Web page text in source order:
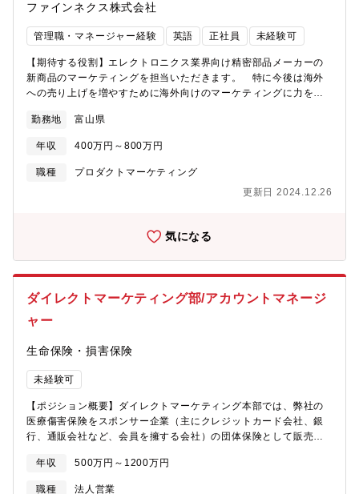
ファインネクス株式会社
管理職・マネージャー経験 英語 正社員 未経験可
【期待する役割】エレクトロニクス業界向け精密部品メーカーの
新商品のマーケティングを担当いただきます。 特に今後は海外
への売り上げを増やすために海外向けのマーケティングに力を入
調査・分析・競合分析や市場動向の把握・顧客ニーズやトレンド
を調査し、新製品開発や既存製品の改善に役立てる2. 製品戦略の
策定・新製品の企画立案や市場投入戦略の策定・製品のポジショ
ニング、価格設定、販売チャネルの選定3. 販売促進活動・展示会
どの作成やPR活動・デジタルマーケティング（SNSやオンライン
ョン・顧客からのフィードバック収集・技術的な質問への対応や
製品のアピールポイントを説明するための資料作成5. 営業部門と
の連携・営業チームと協力して顧客に製品を提案するための戦略
立案・営業活動を支援するためのツールや資料の提供6. 製品ライ
フサイクル管理・製品の発売後も市場の反応を継続的に分析し、
必要に応じて改善や改良を行う・販売終了や次世代製品の投入時
期の調整※電子部品は非常に技術的な製品が多いので、技術的な
に考えることが求められます。※主要顧客は車載エレクトロニク
を見据えた製品戦略をリードする。主に車載エレクトロニクスメ
といった最新トレンドに触れる機会が豊富です。技術的な知識と
市場動向の理解を深めながら、顧客と対話し、ニーズを先取りし
て新たなアイデアを生み出す、クリエイティブなマーケティング
が求められます。あなたの発想力と戦略的思考を活かし、エレク
は、自身の成長とともに、業界の変革に貢献できるやりがいのあ
勤務地 富山県
年収 400万円～800万円
職種
プロダクトマーケティング
更新日 2024.12.26
気になる
ダイレクトマーケティング部/アカウントマネージ
ャー
生命保険・損害保険
未経験可
【ポジション概要】ダイレクトマーケティング本部では、弊社の
医療傷害保険をスポンサー企業（主にクレジットカード会社、銀
行、通販会社など、会員を擁する会社）の団体保険として販売し
ペーン立案、実行、事業拡大のための管理、マーケティング、計
画の企画立案、販売促進に従事いただきます。＜具体的な業務
年収 500万円～1200万円
職種 法人営業